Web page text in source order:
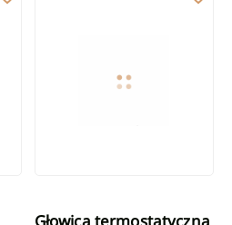
Głowica termostatyczna